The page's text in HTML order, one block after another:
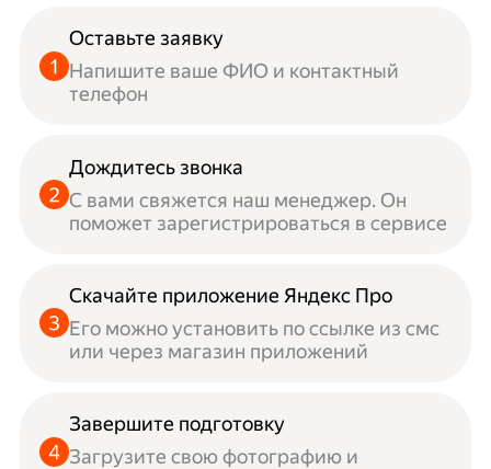
Оставьте заявку
Напишите ваше ФИО и контактный
телефон
Дождитесь звонка
С вами свяжется наш менеджер. Он
поможет зарегистрироваться в сервисе
Скачайте приложение Яндекс Про
Его можно установить по ссылке из смс
или через магазин приложений
Завершите подготовку
Загрузите свою фотографию и